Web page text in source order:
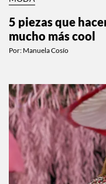
5 piezas que
mucho más cool
Por: Manuela Cosío